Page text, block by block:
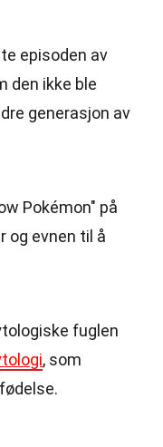
episoden av
den ikke ble
generasjon av
Pokémon" på
og evnen til å
fuglen
, som